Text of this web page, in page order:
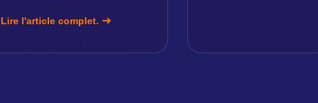
Lire l'article complet.